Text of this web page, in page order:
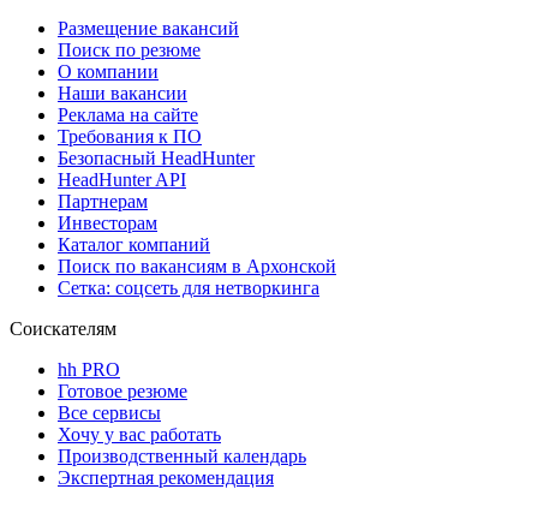
Размещение вакансий
Поиск по резюме
О компании
Наши вакансии
Реклама на сайте
Требования к ПО
Безопасный HeadHunter
HeadHunter API
Партнерам
Инвесторам
Каталог компаний
Поиск по вакансиям в Архонской
Сетка: соцсеть для нетворкинга
Соискателям
hh PRO
Готовое резюме
Все сервисы
Хочу у вас работать
Производственный календарь
Экспертная рекомендация